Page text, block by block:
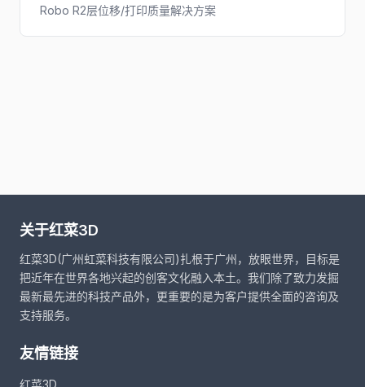
Robo R2层位移/打印质量解决方案
关于红菜3D
红菜3D(广州虹菜科技有限公司)扎根于广州，放眼世界，目标是
把近年在世界各地兴起的创客文化融入本土。我们除了致力发掘
最新最先进的科技产品外，更重要的是为客户提供全面的咨询及
支持服务。
友情链接
红菜3D